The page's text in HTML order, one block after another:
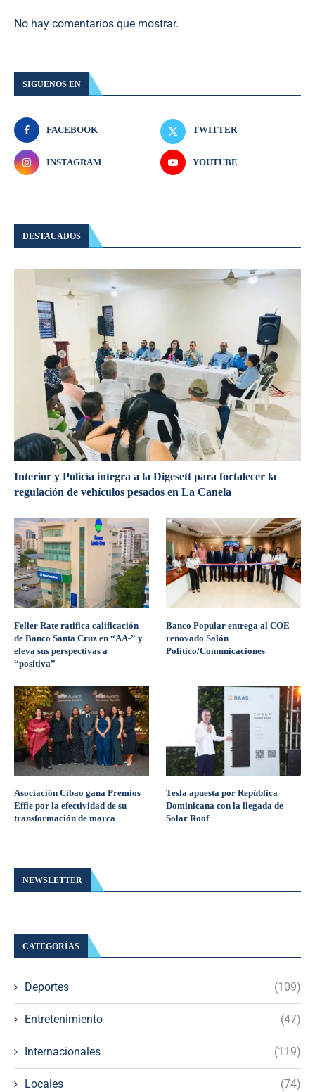
No hay comentarios que mostrar.
SIGUENOS EN
FACEBOOK TWITTER
INSTAGRAM YOUTUBE
DESTACADOS
Interior y Policía integra a la Digesett para fortalecer la
regulación de vehículos pesados en La Canela
Feller Rate ratifica calificación
de Banco Santa Cruz en “AA-” y
eleva sus perspectivas a
“positiva”
Banco Popular entrega al COE
renovado Salón
Político/Comunicaciones
Asociación Cibao gana Premios
Effie por la efectividad de su
transformación de marca
Tesla apuesta por República
Dominicana con la llegada de
Solar Roof
NEWSLETTER
CATEGORÍAS
Deportes (109)
Entretenimiento (47)
Internacionales (119)
Locales (74)